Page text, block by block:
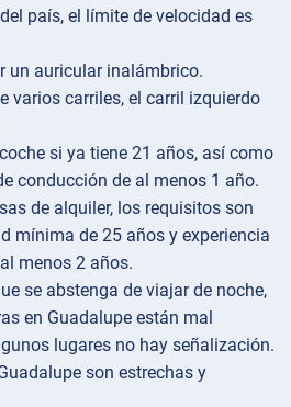
país, el límite de velocidad es
un auricular inalámbrico.
varios carriles, el carril izquierdo
si ya tiene 21 años, así como
conducción de al menos 1 año.
de alquiler, los requisitos son
mínima de 25 años y experiencia
menos 2 años.
se abstenga de viajar de noche,
en Guadalupe están mal
lugares no hay señalización.
son estrechas y